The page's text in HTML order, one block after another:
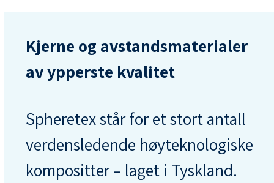
Kjerne og avstandsmaterialer
av ypperste kvalitet
Spheretex står for et stort antall
verdensledende høyteknologiske
kompositter – laget i Tyskland.